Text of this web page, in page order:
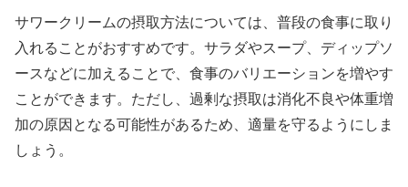
サワークリームの摂取方法については、普段の食事に取り
入れることがおすすめです。サラダやスープ、ディップソ
ースなどに加えることで、食事のバリエーションを増やす
ことができます。ただし、過剰な摂取は消化不良や体重増
加の原因となる可能性があるため、適量を守るようにしま
しょう。